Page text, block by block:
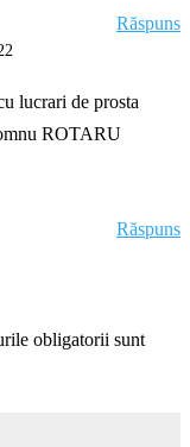
Răspuns
lucrari de prosta
ROTARU
Răspuns
obligatorii sunt